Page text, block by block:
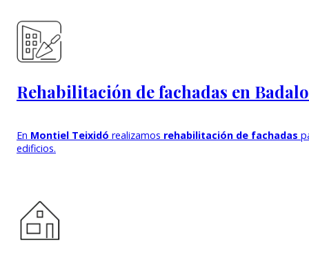
Rehabilitación de fachadas en
En Montiel Teixidó realizamos rehabilitación de fachadas
edificios.